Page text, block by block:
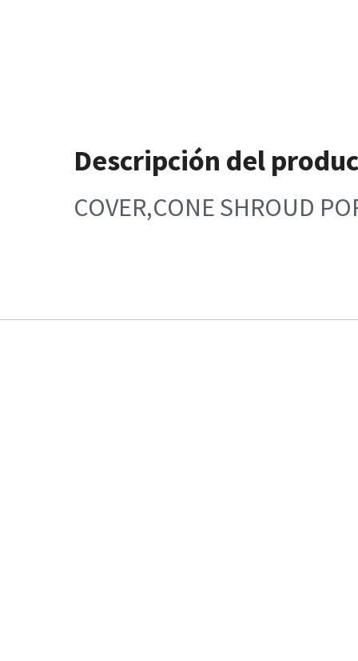
Descripción del
COVER,CONE SHROUD